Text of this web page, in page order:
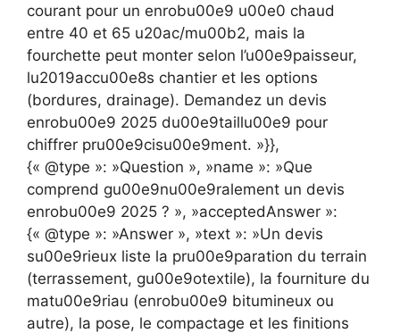
courant pour un enrobu00e9 u00e0 chaud
entre 40 et 65 u20ac/mu00b2, mais la
fourchette peut monter selon l’u00e9paisseur,
lu2019accu00e8s chantier et les options
(bordures, drainage). Demandez un devis
enrobu00e9 2025 du00e9taillu00e9 pour
chiffrer pru00e9cisu00e9ment. »}},
{« @type »: »Question », »name »: »Que
comprend gu00e9nu00e9ralement un devis
enrobu00e9 2025 ? », »acceptedAnswer »:
{« @type »: »Answer », »text »: »Un devis
su00e9rieux liste la pru00e9paration du terrain
(terrassement, gu00e9otextile), la fourniture du
matu00e9riau (enrobu00e9 bitumineux ou
autre), la pose, le compactage et les finitions